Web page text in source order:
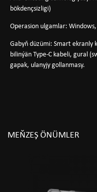
bökdençsizligi)
Operasion ulgamlar:
Gabyň düzümi: Smart ekranly
bilinýän Type-C kabeli, gural
gapak, ulanyjy gollanmasy.
MEŇZEŞ ÖNÜMLER